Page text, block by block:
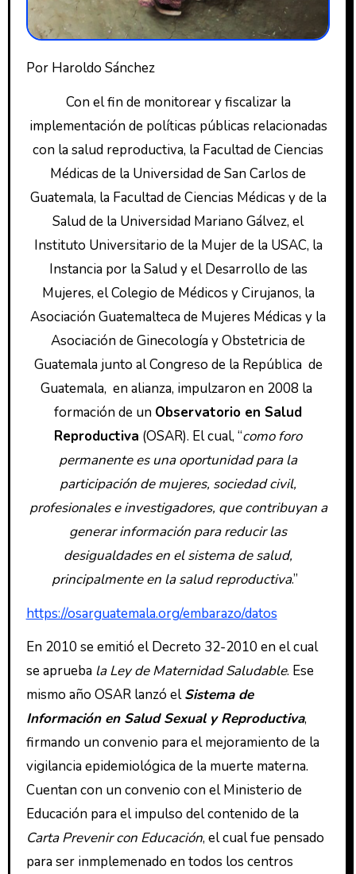
Por Haroldo Sánchez
Con el fin de monitorear y fiscalizar la
implementación de políticas públicas relacionadas
con la salud reproductiva, la Facultad de Ciencias
Médicas de la Universidad de San Carlos de
Guatemala, la Facultad de Ciencias Médicas y de la
Salud de la Universidad Mariano Gálvez, el
Instituto Universitario de la Mujer de la USAC, la
Instancia por la Salud y el Desarrollo de las
Mujeres, el Colegio de Médicos y Cirujanos, la
Asociación Guatemalteca de Mujeres Médicas y la
Asociación de Ginecología y Obstetricia de
Guatemala junto al Congreso de la República de
Guatemala, en alianza, impulzaron en 2008 la
formación de un Observatorio en Salud
Reproductiva (OSAR). El cual, “como foro
permanente es una oportunidad para la
participación de mujeres, sociedad civil,
profesionales e investigadores, que contribuyan a
generar información para reducir las
desigualdades en el sistema de salud,
principalmente en la salud reproductiva.”
https://osarguatemala.org/embarazo/datos
En 2010 se emitió el Decreto 32-2010 en el cual
se aprueba la Ley de Maternidad Saludable. Ese
mismo año OSAR lanzó elSistema de
Información en Salud Sexual y Reproductiva,
firmando un convenio para el mejoramiento de la
vigilancia epidemiológica de la muerte materna.
Cuentan con un convenio con el Ministerio de
Educación para el impulso del contenido de la
Carta Prevenir con Educación, el cual fue pensado
para ser inmplemenado en todos los centros